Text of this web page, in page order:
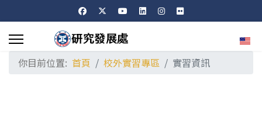
選擇
你目前位置: 首頁 校外實習專區 實習資訊